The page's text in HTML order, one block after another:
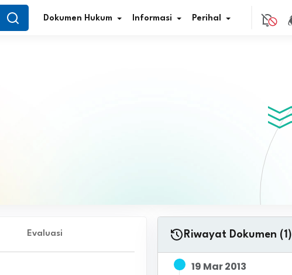
Dokumen Hukum Informasi
Penghargaan JDIH
Perihal
Evaluasi Riwayat Dokumen (1)
19 Mar 2013